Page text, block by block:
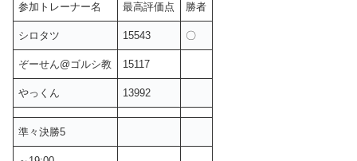
参加トレーナー名 最高評価点 勝者
シロタツ 15543 〇
ぞーせん@ゴルシ教 15117
やっくん 13992
準々決勝5